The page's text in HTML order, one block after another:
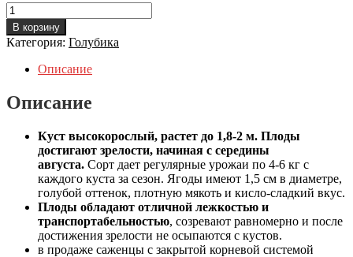
Количество
Голубика
Бригитта
В корзину
Категория: Голубика
Описание
Описание
Куст высокорослый, растет до 1,8-2 м. Плоды
достигают зрелости, начиная с середины
августа. Сорт дает регулярные урожаи по 4-6 кг с
каждого куста за сезон. Ягоды имеют 1,5 см в диаметре,
голубой оттенок, плотную мякоть и кисло-сладкий вкус.
Плоды обладают отличной лежкостью и
транспортабельностью, созревают равномерно и после
достижения зрелости не осыпаются с кустов.
в продаже саженцы с закрытой корневой системой